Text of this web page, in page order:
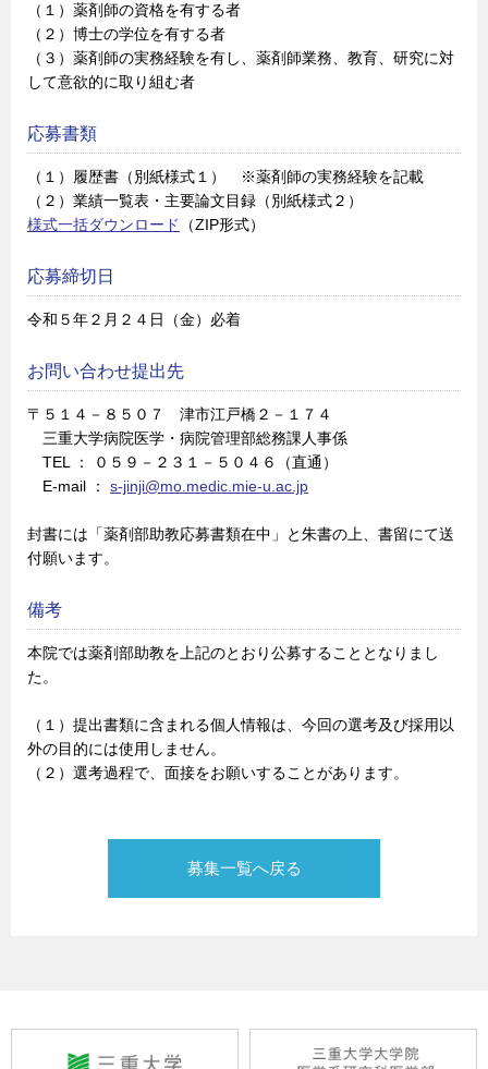
（１）薬剤師の資格を有する者
（２）博士の学位を有する者
（３）薬剤師の実務経験を有し、薬剤師業務、教育、研究に対
して意欲的に取り組む者
応募書類
（１）履歴書（別紙様式１） ※薬剤師の実務経験を記載
（２）業績一覧表・主要論文目録（別紙様式２）
様式一括ダウンロード
（ZIP形式）
応募締切日
令和５年２月２４日（金）必着
お問い合わせ提出先
〒５１４－８５０７ 津市江戸橋２－１７４
三重大学病院医学・病院管理部総務課人事係
TEL ： ０５９－２３１－５０４６（直通）
E-mail ： s-jinji@mo.medic.mie-u.ac.jp
封書には「薬剤部助教応募書類在中」と朱書の上、書留にて送
付願います。
備考
本院では薬剤部助教を上記のとおり公募することとなりまし
た。
（１）提出書類に含まれる個人情報は、今回の選考及び採用以
外の目的には使用しません。
（２）選考過程で、面接をお願いすることがあります。
募集一覧へ戻る